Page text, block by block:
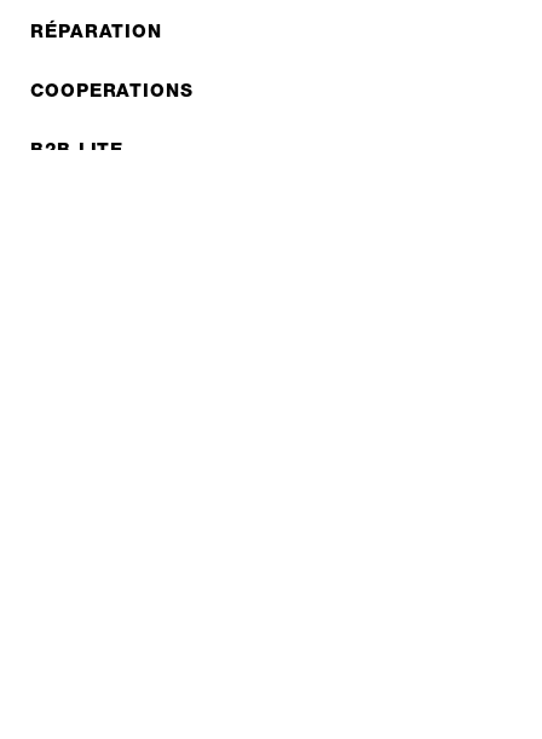
RÉPARATION
COOPERATIONS
B2B LITE